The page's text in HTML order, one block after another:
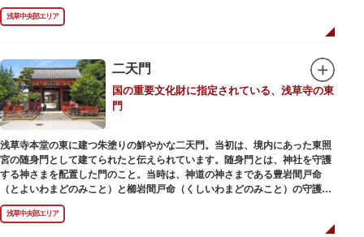
「逆さスカイツリー」と桜のコラボレーションも楽しめます。シーズン中は
夜桜がライトアップされ、日中とは異なる幻想的な雰囲気に包まれるのも魅
力のひとつ。屋形船や水上バスも運航しているので、いつもと違った目線の
浅草中央部エリア
二天門
国の重要文化財に指定されている、浅草寺の東
門
浅草寺本堂の東に建つ朱塗りの鮮やかな二天門。当初は、境内にあった東照
宮の随身門として建てられたと伝えられています。随身門とは、神社を守護
する神さまを配置した門のこと。当時は、神道の神さまである豊岩間戸命
（とよいわまどのみこと）と櫛岩間戸命（くしいわまどのみこと）の守護神
像が左右に祀られていました。
しかし、1868年（明治元年）に明治政府が発令した神仏分離令により、仏教
寺院である浅草寺には、この2柱の神さまの像を祀ることができなくなりま
浅草中央部エリア